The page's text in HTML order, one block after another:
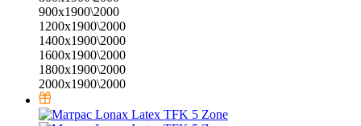
900х1900\2000
1200х1900\2000
1400х1900\2000
1600х1900\2000
1800х1900\2000
2000х1900\2000